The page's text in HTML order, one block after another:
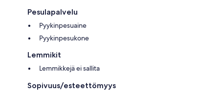
Pesulapalvelu
Pyykinpesuaine
Pyykinpesukone
Lemmikit
Lemmikkejä ei sallita
Sopivuus/esteettömyys